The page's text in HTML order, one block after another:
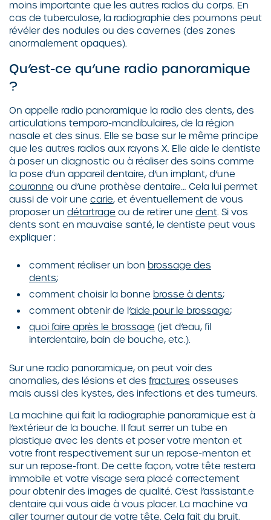
moins importante que les autres radios du corps. En
cas de tuberculose, la radiographie des poumons peut
révéler des nodules ou des cavernes (des zones
anormalement opaques).
Qu’est-ce qu’une radio panoramique
?
On appelle radio panoramique la radio des dents, des
articulations temporo-mandibulaires, de la région
nasale et des sinus. Elle se base sur le même principe
que les autres radios aux rayons X. Elle aide le dentiste
à poser un diagnostic ou à réaliser des soins comme
la pose d’un appareil dentaire, d’un implant, d’une
couronne ou d’une prothèse dentaire… Cela lui permet
aussi de voir une carie, et éventuellement de vous
proposer un détartrage ou de retirer une dent. Si vos
dents sont en mauvaise santé, le dentiste peut vous
expliquer :
comment réaliser un bon brossage des
dents;
comment choisir la bonne brosse à dents;
comment obtenir de l’aide pour le brossage;
quoi faire après le brossage (jet d’eau, fil
interdentaire, bain de bouche, etc.).
Sur une radio panoramique, on peut voir des
anomalies, des lésions et des fractures osseuses
mais aussi des kystes, des infections et des tumeurs.
La machine qui fait la radiographie panoramique est à
l’extérieur de la bouche. Il faut serrer un tube en
plastique avec les dents et poser votre menton et
votre front respectivement sur un repose-menton et
sur un repose-front. De cette façon, votre tête restera
immobile et votre visage sera placé correctement
pour obtenir des images de qualité. C’est l’assistant.e
dentaire qui vous aide à vous placer. La machine va
aller tourner autour de votre tête. Cela fait du bruit.